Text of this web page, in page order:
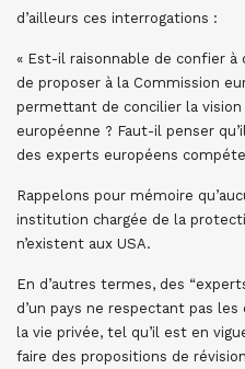
d’ailleurs ces interrogations :
« Est-il raisonnable de confier à
de proposer à la Commission
permettant de concilier la
européenne ? Faut-il penser
des experts européens
Rappelons pour mémoire
institution chargée de la
n’existent aux USA.
En d’autres termes, des
d’un pays ne respectant pas
la vie privée, tel qu’il est en
faire des propositions de